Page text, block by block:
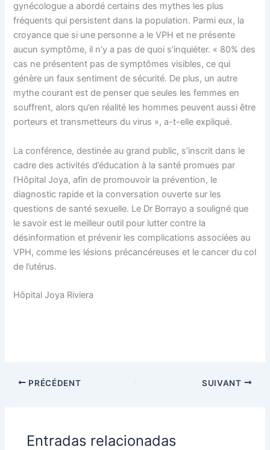
gynécologue a abordé certains des mythes les plus
fréquents qui persistent dans la population. Parmi eux, la
croyance que si une personne a le VPH et ne présente
aucun symptôme, il n’y a pas de quoi s’inquiéter. « 80% des
cas ne présentent pas de symptômes visibles, ce qui
génère un faux sentiment de sécurité. De plus, un autre
mythe courant est de penser que seules les femmes en
souffrent, alors qu’en réalité les hommes peuvent aussi être
porteurs et transmetteurs du virus », a-t-elle expliqué.
La conférence, destinée au grand public, s’inscrit dans le
cadre des activités d’éducation à la santé promues par
l’Hôpital Joya, afin de promouvoir la prévention, le
diagnostic rapide et la conversation ouverte sur les
questions de santé sexuelle. Le Dr Borrayo a souligné que
le savoir est le meilleur outil pour lutter contre la
désinformation et prévenir les complications associées au
VPH, comme les lésions précancéreuses et le cancer du col
de l’utérus.
Hôpital Joya Riviera
PRÉCÉDENT SUIVANT
Entradas relacionadas